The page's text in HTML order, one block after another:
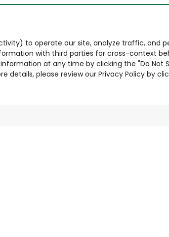
to operate our site, analyze traffic, and
with third parties for cross-context
at any time by clicking the "Do Not
details, please review our Privacy Policy by